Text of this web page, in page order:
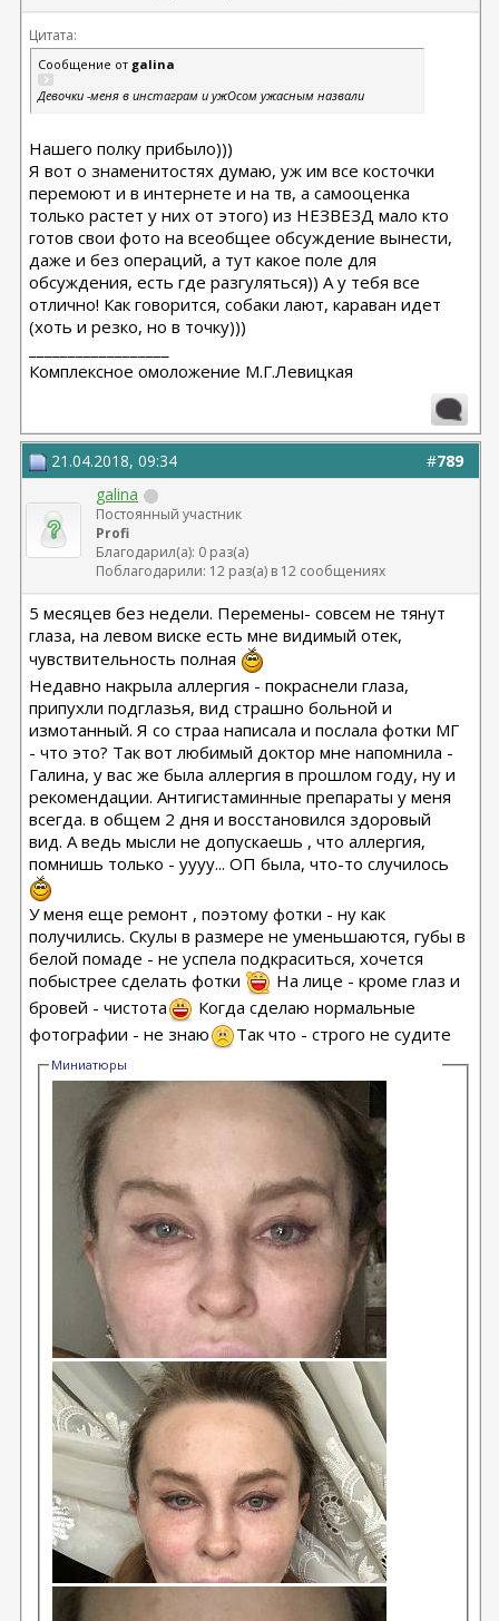
Цитата:
Сообщение от galina
Девочки -меня в инстаграм и ужОсом ужасным назвали
Нашего полку прибыло)))
Я вот о знаменитостях думаю, уж им все косточки
перемоют и в интернете и на тв, а самооценка
только растет у них от этого) из НЕЗВЕЗД мало кто
готов свои фото на всеобщее обсуждение вынести,
даже и без операций, а тут какое поле для
обсуждения, есть где разгуляться)) А у тебя все
отлично! Как говорится, собаки лают, караван идет
(хоть и резко, но в точку)))
Комплексное омоложение М.Г.Левицкая
#789
21.04.2018, 09:34
galina
Постоянный участник
Profi
Благодарил(а): 0 раз(а)
Поблагодарили: 12 раз(а) в 12 сообщениях
5 месяцев без недели. Перемены- совсем не тянут
глаза, на левом виске есть мне видимый отек,
чувствительность полная
Недавно накрыла аллергия - покраснели глаза,
припухли подглазья, вид страшно больной и
измотанный. Я со страа написала и послала фотки МГ
- что это? Так вот любимый доктор мне напомнила -
Галина, у вас же была аллергия в прошлом году, ну и
рекомендации. Антигистаминные препараты у меня
всегда. в общем 2 дня и восстановился здоровый
вид. А ведь мысли не допускаешь , что аллергия,
помнишь только - уууу... ОП была, что-то случилось
У меня еще ремонт , поэтому фотки - ну как
получились. Скулы в размере не уменьшаются, губы в
белой помаде - не успела подкраситься, хочется
побыстрее сделать фотки
На лице - кроме глаз и
бровей - чистота
Когда сделаю нормальные
фотографии - не знаю
Так что - строго не судите
Миниатюры